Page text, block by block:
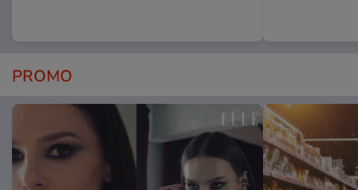
PROMO